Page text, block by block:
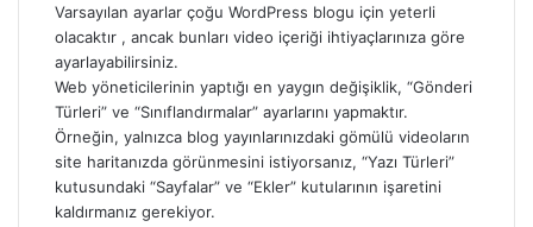
Varsayılan ayarlar çoğu WordPress blogu için yeterli
olacaktır , ancak bunları video içeriği ihtiyaçlarınıza göre
ayarlayabilirsiniz.
Web yöneticilerinin yaptığı en yaygın değişiklik, “Gönderi
Türleri” ve “Sınıflandırmalar” ayarlarını yapmaktır.
Örneğin, yalnızca blog yayınlarınızdaki gömülü videoların
site haritanızda görünmesini istiyorsanız, “Yazı Türleri”
kutusundaki “Sayfalar” ve “Ekler” kutularının işaretini
kaldırmanız gerekiyor.